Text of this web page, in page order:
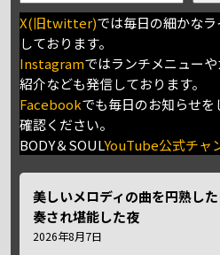
X(旧twitter)では毎日の細かな
しております。
Instagramではランチメニュー
紹介なども発信しております。
Facebookでも毎日のお知らせ
確認ください。
BODY＆SOULYouTube公式チャ
美しいメロディの曲を円熟し
奏され堪能した夜
2026年8月7日